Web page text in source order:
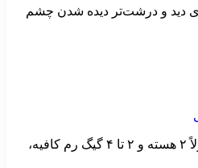
دید و درشت‌تر دیده شدن چشم
برای کارهای سبک معمولاً ۲ هسته و ۲ تا ۴ گیگ رم کافیه،